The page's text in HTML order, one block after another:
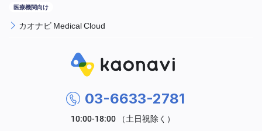
カオナビ Medical Cloud
03-6633-2781